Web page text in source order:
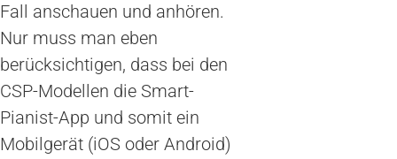
Fall anschauen und anhören.
Nur muss man eben
berücksichtigen, dass bei den
CSP-Modellen die Smart-
Pianist-App und somit ein
Mobilgerät (iOS oder Android)